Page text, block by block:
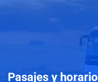
Pasajes y